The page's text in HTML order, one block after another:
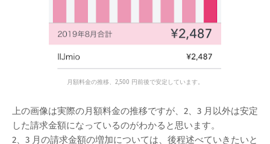
月額料金の推移、2,500 円前後で安定しています。
上の画像は実際の月額料金の推移ですが、2、3 月以外は安定
した請求金額になっているのがわかると思います。
2、3 月の請求金額の増加については、後程述べていきたいと